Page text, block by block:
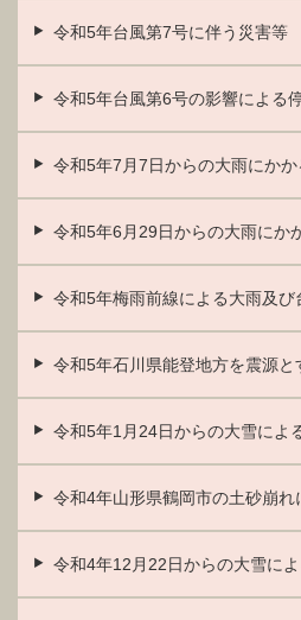
令和5年台風第7号に伴う災害等
令和5年台風第6号の影響による
令和5年7月7日からの大雨にか
令和5年6月29日からの大雨にか
令和5年梅雨前線による大雨及
令和5年石川県能登地方を震源
令和5年1月24日からの大雪によ
令和4年山形県鶴岡市の土砂崩れ
令和4年12月22日からの大雪に